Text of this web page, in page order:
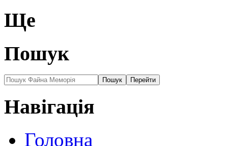
Ще
Пошук
Навігація
Головна